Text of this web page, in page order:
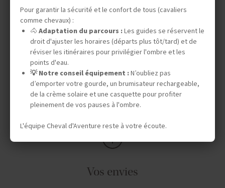
TOURISME RESPONSABLE
AVIS CAVALIERS
Vos envies
Pour garantir la sécurité et le confort de tous (cavaliers
comme chevaux) :
🐴 Adaptation du parcours :Les guides se réservent le
droit d'ajuster les horaires (départs plus tôt/tard) et de
réviser les itinéraires pour privilégier l'ombre et les
points d'eau.
💡 Notre conseil équipement :N’oubliez pas
d’emporter votre gourde, un brumisateur rechargeable,
de la crème solaire et une casquette pour profiter
pleinement de vos pauses à l'ombre.
L'équipe Cheval d'Aventure reste à votre écoute.